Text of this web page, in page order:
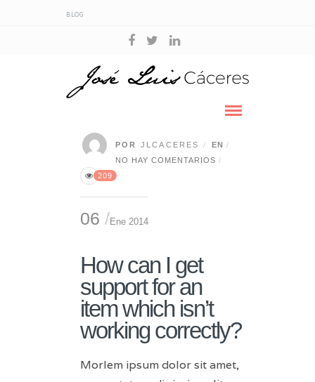
BLOG
POR JLCACERES
EN
NO HAY COMENTARIOS
209
06 Ene 2014
How can I get
support for an
item which isn’t
working correctly?
Morlem ipsum dolor sit amet,